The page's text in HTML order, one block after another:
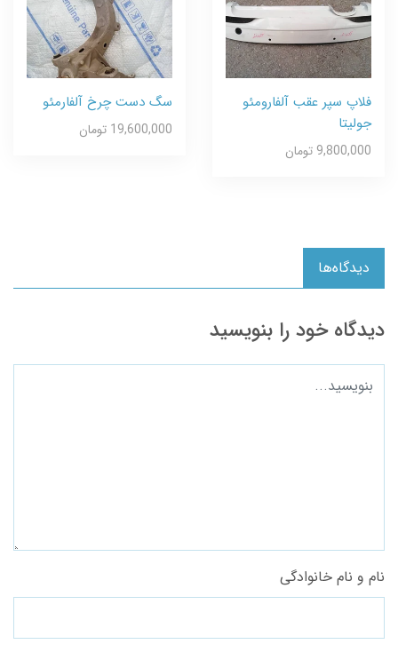
فلاپ سپر عقب آلفارومئو
جولیتا
9,800,000 تومان
سگ دست چرخ آلفارمئو
19,600,000 تومان
دیدگاه‌ها
دیدگاه خود را بنویسید
نام و نام خانوادگی